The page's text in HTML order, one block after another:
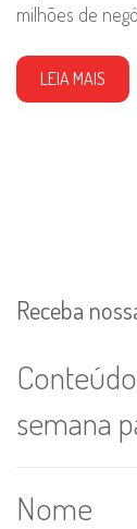
milhões de
LEIA MAIS
Receba
semana
Nome